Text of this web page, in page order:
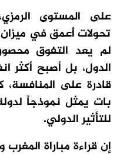
على المستوى
تحولات أعمق في ميزان
لم يعد التفوق
الدول، بل أصبح أكثر
قادرة على المنافسة،
بات يمثل نموذجاً
للتأثير الدولي.
إن قراءة مباراة